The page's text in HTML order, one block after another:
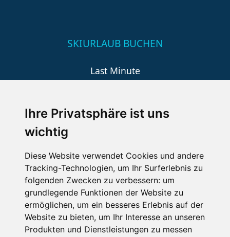
Ihre Privatsphäre ist uns
wichtig
Diese Website verwendet Cookies und andere
Tracking-Technologien, um Ihr Surferlebnis zu
folgenden Zwecken zu verbessern: um
grundlegende Funktionen der Website zu
ermöglichen, um ein besseres Erlebnis auf der
Website zu bieten, um Ihr Interesse an unseren
Produkten und Dienstleistungen zu messen
SKIURLAUB BUCHEN
Last Minute
Wellness
SCHNEEHÖHEN SKI APP
Die Schneehoehen Ski APP für iOS und Android - Ein
Muss für alle Wintersportler und Schneefreaks!